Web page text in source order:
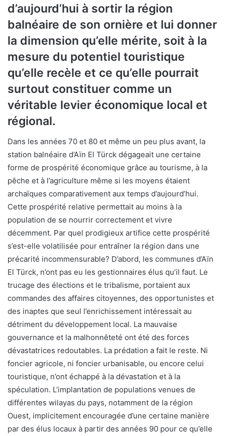
d’aujourd’hui à sortir la région
balnéaire de son ornière et lui donner
la dimension qu’elle mérite, soit à la
mesure du potentiel touristique
qu’elle recèle et ce qu’elle pourrait
surtout constituer comme un
véritable levier économique local et
régional.
Dans les années 70 et 80 et même un peu plus avant, la
station balnéaire d’Aïn El Türck dégageait une certaine
forme de prospérité économique grâce au tourisme, à la
pêche et à l’agriculture même si les moyens étaient
archaïques comparativement aux temps d’aujourd’hui.
Cette prospérité relative permettait au moins à la
population de se nourrir correctement et vivre
décemment. Par quel prodigieux artifice cette prospérité
s’est-elle volatilisée pour entraîner la région dans une
précarité incommensurable? D’abord, les communes d’Aïn
El Türck, n’ont pas eu les gestionnaires élus qu’il faut. Le
trucage des élections et le tribalisme, portaient aux
commandes des affaires citoyennes, des opportunistes et
des inaptes que seul l’enrichissement intéressait au
détriment du développement local. La mauvaise
gouvernance et la malhonnêteté ont été des forces
dévastatrices redoutables. La prédation a fait le reste. Ni
foncier agricole, ni foncier urbanisable, ou encore celui
touristique, n’ont échappé à la dévastation et à la
spéculation. L’implantation de populations venues de
différentes wilayas du pays, notamment de la région
Ouest, implicitement encouragée d’une certaine manière
par des élus locaux à partir des années 90 pour ce qu’elle